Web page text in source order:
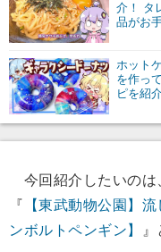
介！ タ
品がお
ホット
を作っ
ピを紹
今回紹介したいのは
『 【東武動物公園】
ンボルトペンギン】